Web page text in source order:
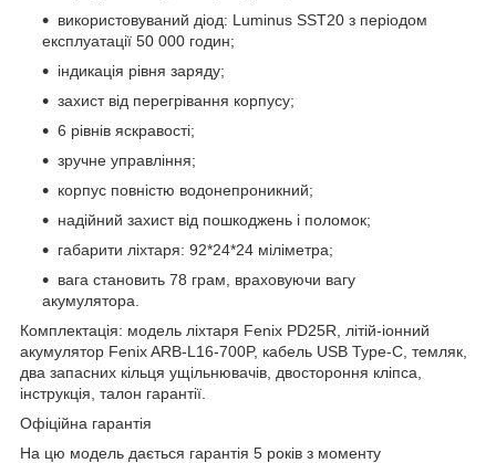
використовуваний діод: Luminus SST20 з періодом
експлуатації 50 000 годин;
індикація рівня заряду;
захист від перегрівання корпусу;
6 рівнів яскравості;
зручне управління;
корпус повністю водонепроникний;
надійний захист від пошкоджень і поломок;
габарити ліхтаря: 92*24*24 міліметра;
вага становить 78 грам, враховуючи вагу
акумулятора.
Комплектація: модель ліхтаря Fenix PD25R, літій-іонний
акумулятор Fenix ARB-L16-700P, кабель USB Type-C, темляк,
два запасних кільця ущільнювачів, двостороння кліпса,
інструкція, талон гарантії.
Офіційна гарантія
На цю модель дається гарантія 5 років з моменту